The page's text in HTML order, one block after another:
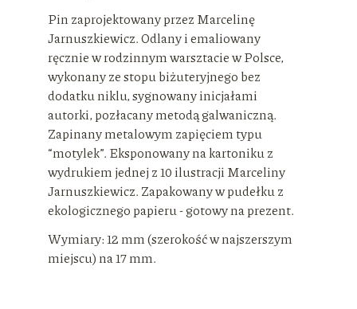
Pin zaprojektowany przez Marcelinę
Jarnuszkiewicz. Odlany i emaliowany
ręcznie w rodzinnym warsztacie w Polsce,
wykonany ze stopu biżuteryjnego bez
dodatku niklu, sygnowany inicjałami
autorki, pozłacany metodą galwaniczną.
Zapinany metalowym zapięciem typu
“motylek”. Eksponowany na kartoniku z
wydrukiem jednej z 10 ilustracji Marceliny
Jarnuszkiewicz. Zapakowany w pudełku z
ekologicznego papieru - gotowy na prezent.
Wymiary: 12 mm (szerokość w najszerszym
miejscu) na 17 mm.